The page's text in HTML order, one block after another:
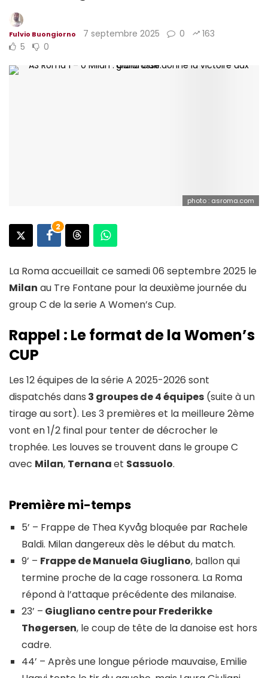
Fulvio Buongiorno 7 septembre 2025 0
163
5
0
photo : asroma.com
2
La Roma accueillait ce samedi 06 septembre 2025 le
Milan au Tre Fontane pour la deuxième journée du
group C de la serie A Women’s Cup.
Rappel : Le format de la Women’s
CUP
Les 12 équipes de la série A 2025-2026 sont
dispatchés dans 3 groupes de 4 équipes (suite à un
tirage au sort). Les 3 premières et la meilleure 2ème
vont en 1/2 final pour tenter de décrocher le
trophée. Les louves se trouvent dans le groupe C
avec Milan, Ternanaet Sassuolo.
Première mi-temps
5’ – Frappe de Thea Kyvåg bloquée par Rachele
Baldi. Milan dangereux dès le début du match.
9’ – Frappe de Manuela Giugliano, ballon qui
termine proche de la cage rossonera. La Roma
répond à l’attaque précédente des milanaise.
23’ – Giugliano centre pour Frederikke
Thøgersen, le coup de tête de la danoise est hors
cadre.
44’ – Après une longue période mauvaise, Emilie